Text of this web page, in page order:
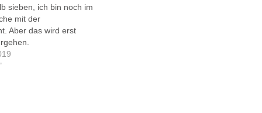
sieben, ich bin noch im
mit der
Aber das wird erst